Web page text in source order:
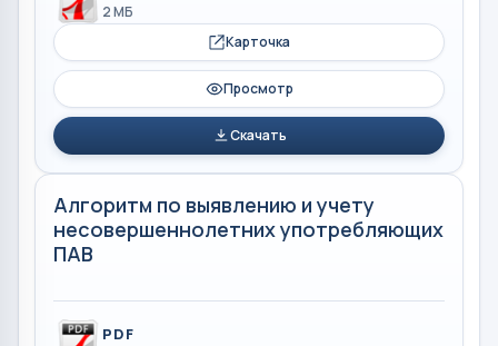
2 МБ
Карточка
Просмотр
Скачать
Алгоритм по выявлению и учету
несовершеннолетних употребляющих
ПАВ
PDF